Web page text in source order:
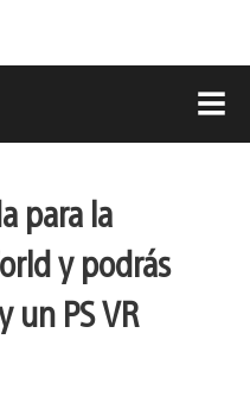
para la
y podrás
un PS VR